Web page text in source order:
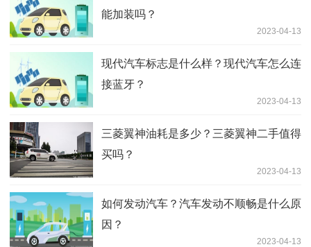
能加装吗？
2023-04-13
现代汽车标志是什么样？现代汽车怎么连
接蓝牙？
2023-04-13
三菱翼神油耗是多少？三菱翼神二手值得
买吗？
2023-04-13
如何发动汽车？汽车发动不顺畅是什么原
因？
2023-04-13